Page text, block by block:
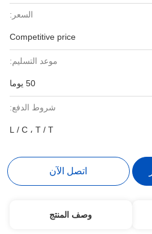
السعر:
Competitive price
موعد التسليم:
50 يوما
شروط الدفع:
L / C ، T / T
اتصل الآن
وصف المنتج